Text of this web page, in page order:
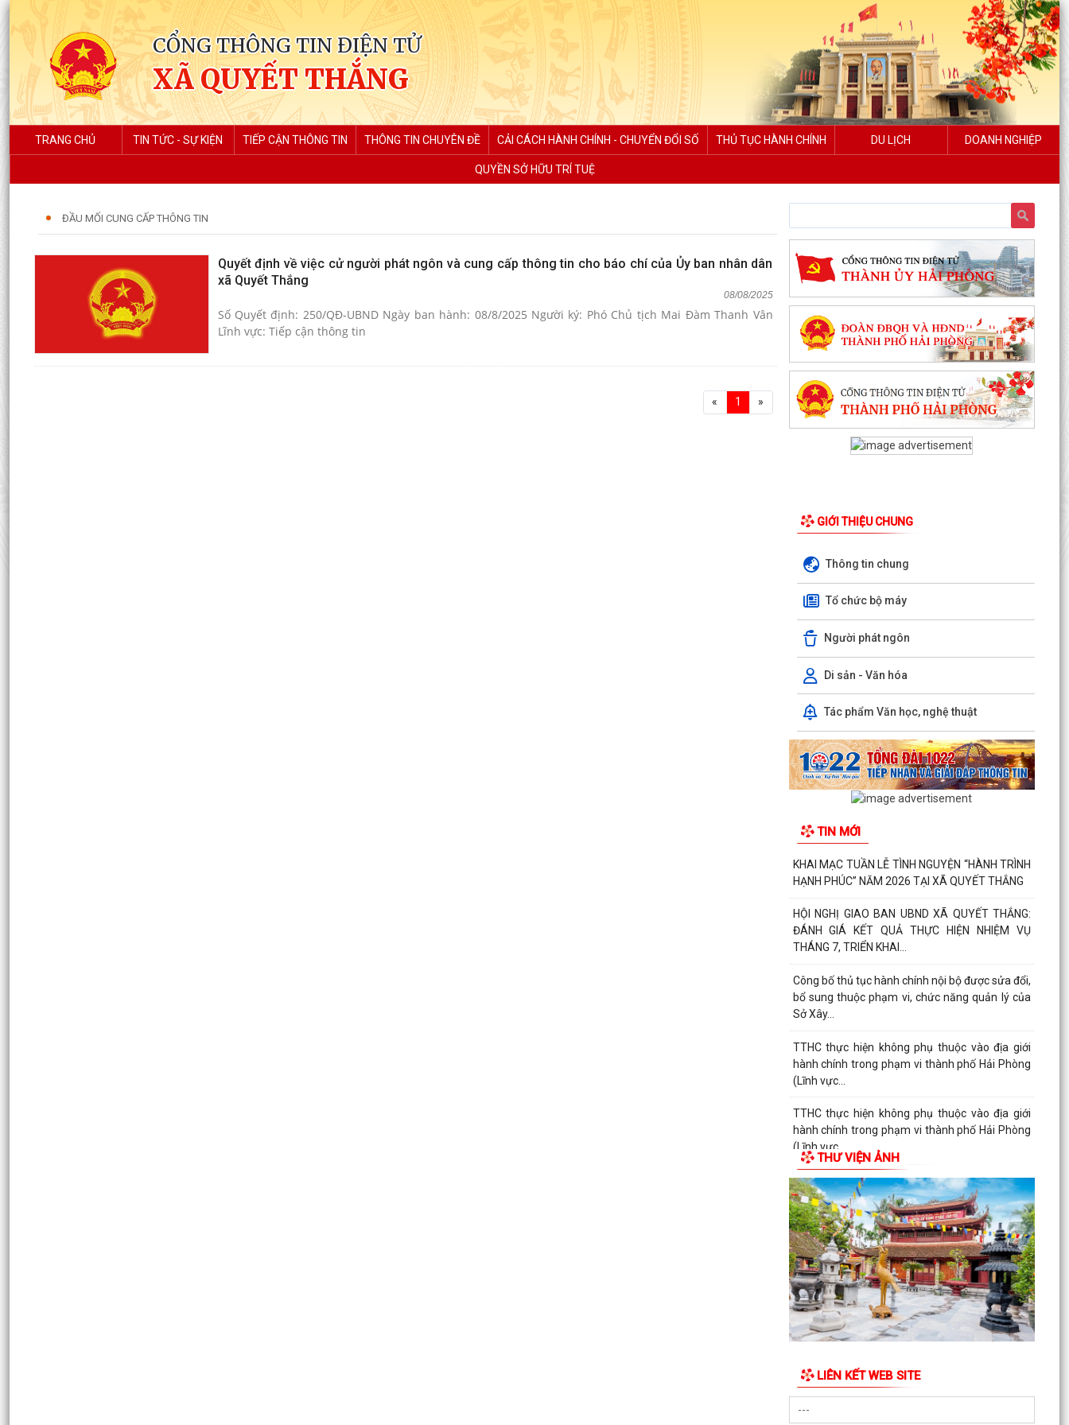
CỔNG THÔNG TIN ĐIỆN TỬ
XÃ QUYẾT THẮNG
TRANG CHỦ TIN TỨC - SỰ KIỆN TIẾP CẬN THÔNG TIN THÔNG TIN CHUYÊN ĐỀ CẢI CÁCH HÀNH CHÍNH - CHUYỂN ĐỔI SỐ THỦ TỤC HÀNH CHÍNH DU LỊCH DOANH NGHIỆP
QUYỀN SỞ HỮU TRÍ TUỆ
ĐẦU MỐI CUNG CẤP THÔNG TIN
Quyết định về việc cử người phát ngôn và cung cấp thông tin cho báo chí của Ủy ban nhân dân
xã Quyết Thắng
08/08/2025
Số Quyết định: 250/QĐ-UBND Ngày ban hành: 08/8/2025 Người ký: Phó Chủ tịch Mai Đàm Thanh Vân
Lĩnh vực: Tiếp cận thông tin
« 1 »
GIỚI THIỆU CHUNG
Thông tin chung
Tổ chức bộ máy
Người phát ngôn
Di sản - Văn hóa
Tác phẩm Văn học, nghệ thuật
TIN MỚI
KHAI MẠC TUẦN LỄ TÌNH NGUYỆN “HÀNH TRÌNH
HẠNH PHÚC” NĂM 2026 TẠI XÃ QUYẾT THẮNG
HỘI NGHỊ GIAO BAN UBND XÃ QUYẾT THẮNG:
ĐÁNH GIÁ KẾT QUẢ THỰC HIỆN NHIỆM VỤ
THÁNG 7, TRIỂN KHAI...
Công bố thủ tục hành chính nội bộ được sửa đổi,
bổ sung thuộc phạm vi, chức năng quản lý của
Sở Xây...
TTHC thực hiện không phụ thuộc vào địa giới
hành chính trong phạm vi thành phố Hải Phòng
(Lĩnh vực...
TTHC thực hiện không phụ thuộc vào địa giới
hành chính trong phạm vi thành phố Hải Phòng
(Lĩnh vực...
TTHC thực hiện không phụ thuộc vào địa giới
hành chính trong phạm vi thành phố Hải Phòng
(Lĩnh vực...
THƯ VIỆN ẢNH
LIÊN KẾT WEB SITE